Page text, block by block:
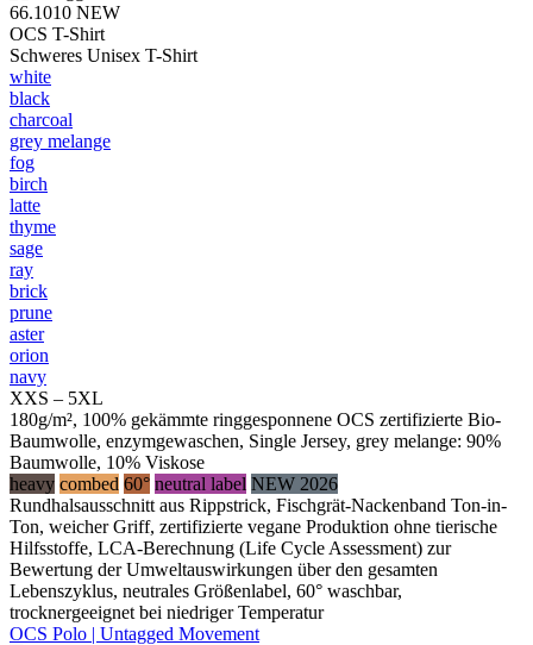
66.1010 NEW
OCS T-Shirt
Schweres Unisex T-Shirt
white
black
charcoal
grey melange
fog
birch
latte
thyme
sage
ray
brick
prune
aster
orion
navy
XXS – 5XL
180g/m², 100% gekämmte ringgesponnene OCS zertifizierte Bio-
Baumwolle, enzymgewaschen, Single Jersey, grey melange: 90%
Baumwolle, 10% Viskose
heavy combed 60° neutral label NEW 2026
Rundhalsausschnitt aus Rippstrick, Fischgrät-Nackenband Ton-in-
Ton, weicher Griff, zertifizierte vegane Produktion ohne tierische
Hilfsstoffe, LCA-Berechnung (Life Cycle Assessment) zur
Bewertung der Umweltauswirkungen über den gesamten
Lebenszyklus, neutrales Größenlabel, 60° waschbar,
trocknergeeignet bei niedriger Temperatur
OCS Polo | Untagged Movement